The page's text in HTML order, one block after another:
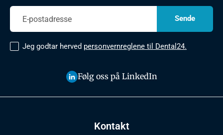
Kontakt
Jeg godtar herved personvernreglene til Dental24.
Følg oss på LinkedIn